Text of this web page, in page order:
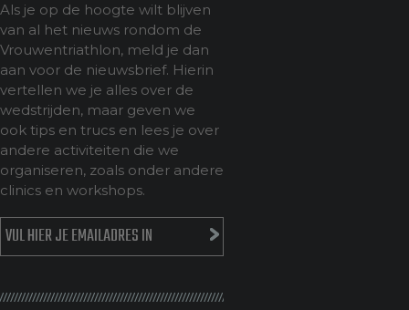
Als je op de hoogte wilt blijven
van al het nieuws rondom de
Vrouwentriathlon, meld je dan
aan voor de nieuwsbrief. Hierin
vertellen we je alles over de
wedstrijden, maar geven we
ook tips en trucs en lees je over
andere activiteiten die we
organiseren, zoals onder andere
clinics en workshops.